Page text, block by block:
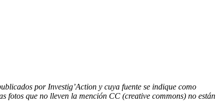
por Investig’Action y cuya fuente se indique como
fotos que no lleven la mención CC (creative commons) no están